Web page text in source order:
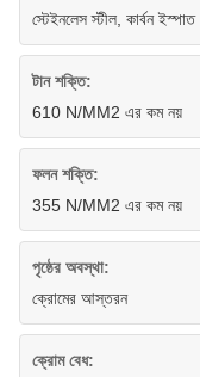
স্টেইনলেস স্টীল, কার্বন ইস্পাত
টান শক্তি:
610 N/MM2 এর কম নয়
ফলন শক্তি:
355 N/MM2 এর কম নয়
পৃষ্ঠের অবস্থা:
ক্রোমের আস্তরন
ক্রোম বেধ: